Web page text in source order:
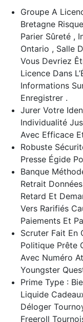
Groupe A
Bretagne
Parier Sûreté ,
Ontario , Salle
Vous Devriez
Licence Dans
Informations
Enregistrer .
Jurer Votre
Individualité
Avec Efficace
Robuste
Presse Égide
Banque
Retrait
Retard Et
Vers Rarifiés
Paiements Et
Scruter Fait En
Politique Prête
Avec Numéro
Youngster
Prime Type :
Liquide
Déloger
Freeroll